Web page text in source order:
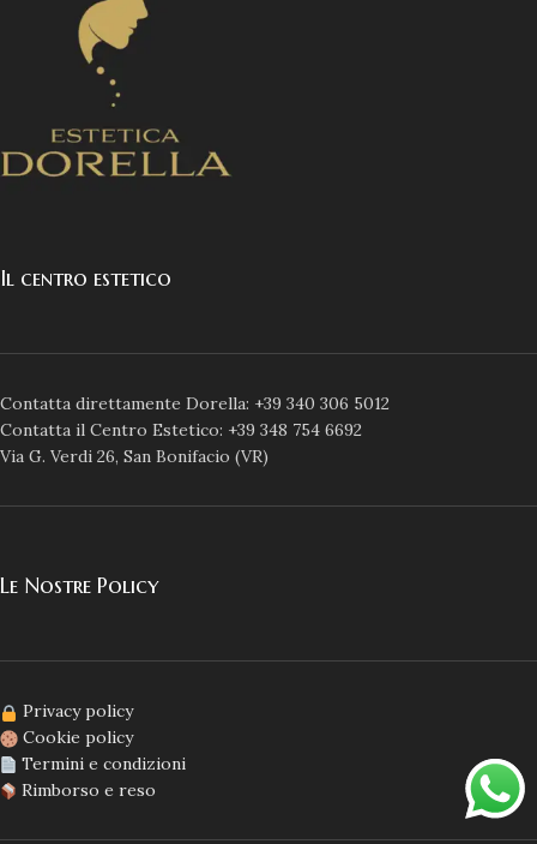
Il centro estetico
Contatta direttamente Dorella: +39 340 306 5012
Contatta il Centro Estetico: +39 348 754 6692
Via G. Verdi 26, San Bonifacio (VR)
Le Nostre Policy
Privacy policy
Cookie policy
Termini e condizioni
Rimborso e reso